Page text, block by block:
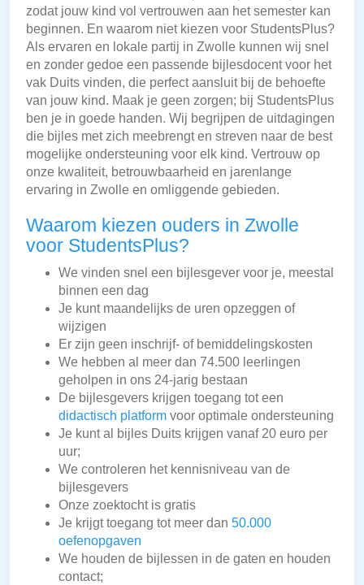
zodat jouw kind vol vertrouwen aan het semester kan
beginnen. En waarom niet kiezen voor StudentsPlus?
Als ervaren en lokale partij in Zwolle kunnen wij snel
en zonder gedoe een passende bijlesdocent voor het
vak Duits vinden, die perfect aansluit bij de behoefte
van jouw kind. Maak je geen zorgen; bij StudentsPlus
ben je in goede handen. Wij begrijpen de uitdagingen
die bijles met zich meebrengt en streven naar de best
mogelijke ondersteuning voor elk kind. Vertrouw op
onze kwaliteit, betrouwbaarheid en jarenlange
ervaring in Zwolle en omliggende gebieden.
Waarom kiezen ouders in Zwolle
voor StudentsPlus?
We vinden snel een bijlesgever voor je, meestal
binnen een dag
Je kunt maandelijks de uren opzeggen of
wijzigen
Er zijn geen inschrijf- of bemiddelingskosten
We hebben al meer dan 74.500 leerlingen
geholpen in ons 24-jarig bestaan
De bijlesgevers krijgen toegang tot een
didactisch platform voor optimale ondersteuning
Je kunt al bijles Duits krijgen vanaf 20 euro per
uur;
We controleren het kennisniveau van de
bijlesgevers
Onze zoektocht is gratis
Je krijgt toegang tot meer dan 50.000
oefenopgaven
We houden de bijlessen in de gaten en houden
contact;